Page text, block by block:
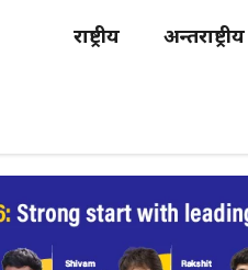
राष्ट्रीय अन्तर्राष्ट्रीय